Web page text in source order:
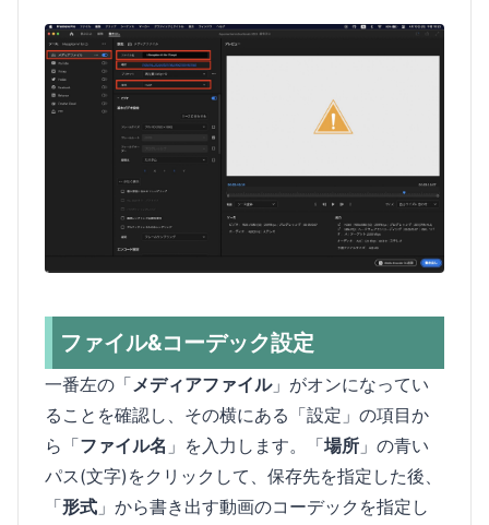
ファイル&コーデック設定
一番左の「メディアファイル」がオンになってい
ることを確認し、その横にある「設定」の項目か
ら「ファイル名 」を入力します。「場所 」の青い
パス(文字)をクリックして、保存先を指定した後、
「形式 」から書き出す動画のコーデックを指定し